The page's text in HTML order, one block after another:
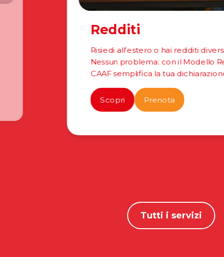
Redditi
Risiedi all’estero o hai redditi
Nessun problema: con il Modello
CAAF semplifica la tua
Scopri Prenota
Tutti i servizi